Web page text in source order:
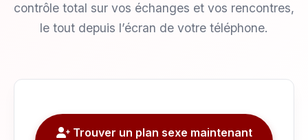
contrôle total sur vos échanges et vos rencontres,
le tout depuis l’écran de votre téléphone.
Trouver un plan sexe maintenant